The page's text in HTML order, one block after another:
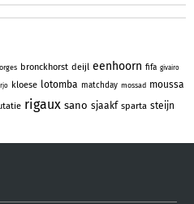
bronckhorst deijl eenhoorn fifa givairo
kloese lotomba matchday mossad moussa
rigaux sano sjaakf sparta steijn